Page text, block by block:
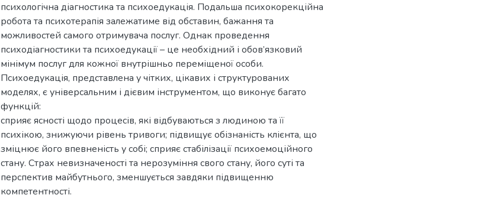
психологічна діагностика та психоедукація. Подальша психокорекційна
робота та психотерапія залежатиме від обставин, бажання та
можливостей самого отримувача послуг. Однак проведення
психодіагностики та психоедукації – це необхідний і обов’язковий
мінімум послуг для кожної внутрішньо переміщеної особи.
Психоедукація, представлена у чітких, цікавих і структурованих
моделях, є універсальним і дієвим інструментом, що виконує багато
функцій:
сприяє ясності щодо процесів, які відбуваються з людиною та її
психікою, знижуючи рівень тривоги; підвищує обізнаність клієнта, що
зміцнює його впевненість у собі; сприяє стабілізації психоемоційного
стану. Страх невизначеності та нерозуміння свого стану, його суті та
перспектив майбутнього, зменшується завдяки підвищенню
компетентності.